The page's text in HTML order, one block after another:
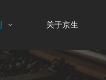
关于京生